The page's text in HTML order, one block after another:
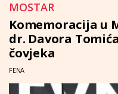
MOSTAR
Komemoracija u
dr. Davora
čovjeka
FENA